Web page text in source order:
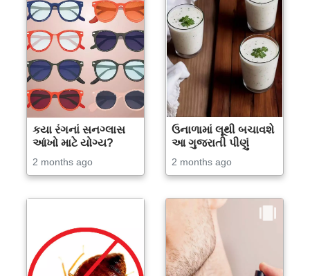
કયા રંગનાં સનગ્લાસ
આંખો માટે યોગ્ય?
2 months ago
ઉનાળામાં લૂથી બચાવશે
આ ગુજરાતી પીણું
2 months ago